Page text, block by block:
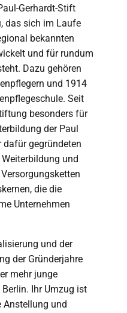
Gerhardt-Stift
das sich im Laufe
bekannten
und für rundum
Dazu gehören
und 1914
Seit
besonders für
der Paul
dafür gegründeten
und
die die
Unternehmen
und der
der Gründerjahre
mehr junge
Ihr Umzug ist
und